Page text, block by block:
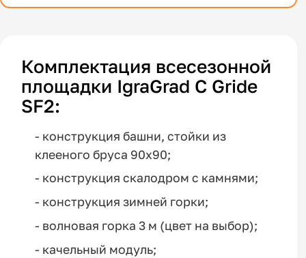
Комплектация всесезонной
площадки IgraGrad C Gride
SF2:
- конструкция башни, стойки из
клееного бруса 90х90;
- конструкция скалодром с камнями;
- конструкция зимней горки;
- волновая горка 3 м (цвет на выбор);
- качельный модуль;